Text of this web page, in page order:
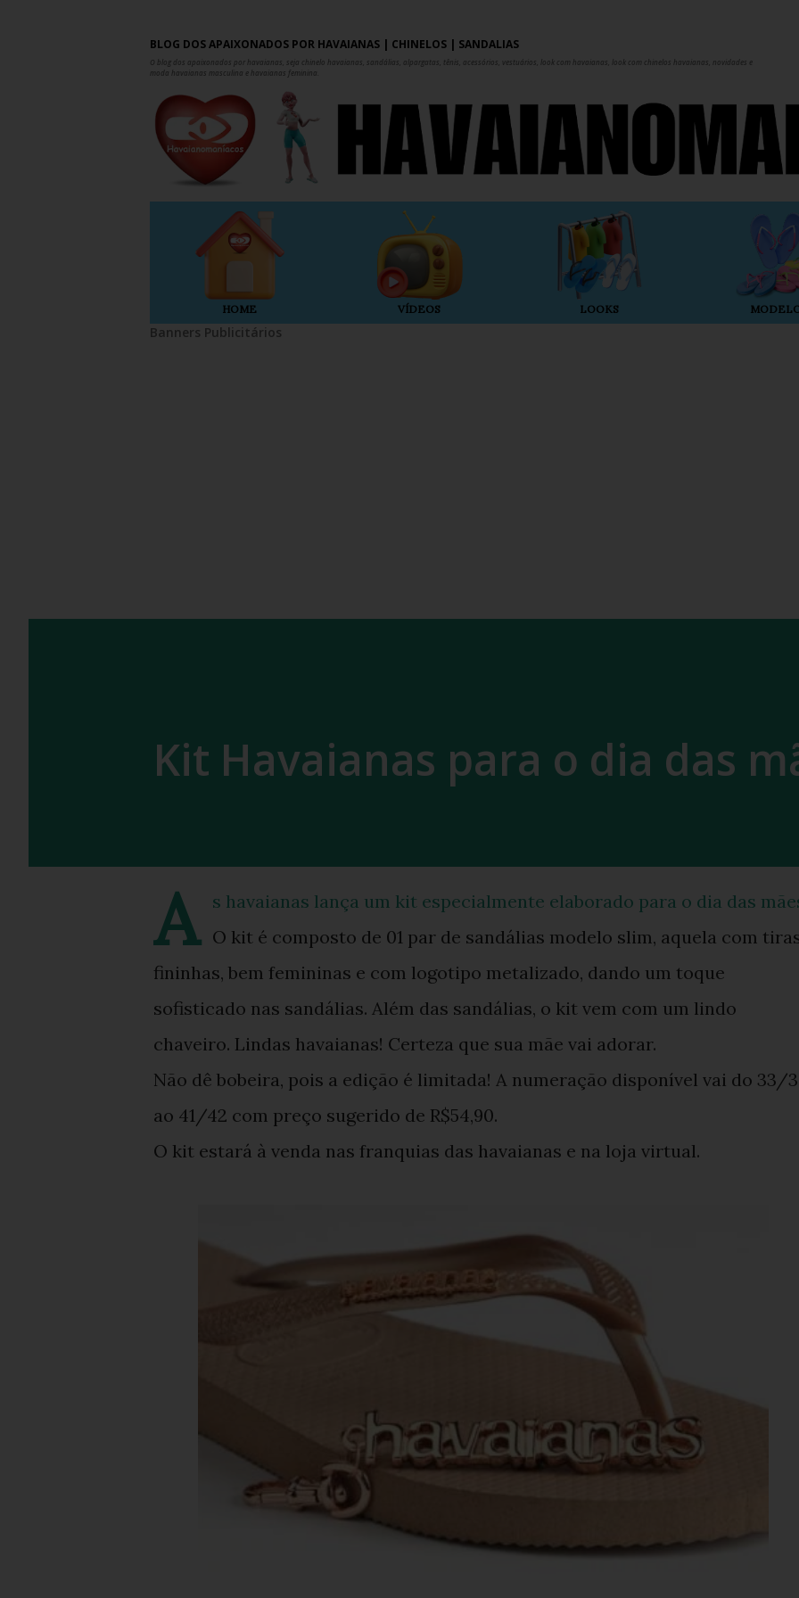
BLOG DOS APAIXONADOS POR HAVAIANAS | CHINELOS | SANDÁLIAS
O blog dos apaixonados por havaianas, seja chinelo havaianas, sandálias, alpargatas, tênis, acessórios, vestuários, look com havaianas, look com chinelos havaianas, novidades e
moda havaianas masculina e havaianas feminina.
HOME VÍDEOS LOOKS
Banners Publicitários
Kit Havaianas para o dia das
A
s havaianas lança um kit especialmente elaborado para o dia das
O kit é composto de 01 par de sandálias modelo slim, aquela com
fininhas, bem femininas e com logotipo metalizado, dando um toque
sofisticado nas sandálias. Além das sandálias, o kit vem com um lindo
chaveiro. Lindas havaianas! Certeza que sua mãe vai adorar.
Não dê bobeira, pois a edição é limitada! A numeração disponível vai do 33/
ao 41/42 com preço sugerido de R$54,90.
O kit estará à venda nas franquias das havaianas e na loja virtual.